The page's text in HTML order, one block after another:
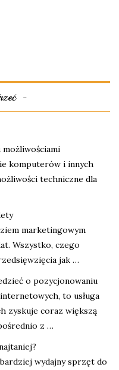
komputerów i innych
techniczne dla
marketingowym
Wszystko, czego
jak …
o pozycjonowaniu
to usługa
zyskuje coraz większą
z …
wydajny sprzęt do